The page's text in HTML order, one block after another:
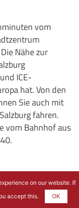
vom
Nähe zur
ICE-
hat. Von den
Sie auch mit
fahren.
vom Bahnhof aus
on our website. If
accept this.
OK